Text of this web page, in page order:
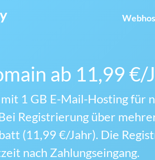
ab 11,99 €/
1 GB E-Mail-Hosting für
Registrierung über
(11,99 €/Jahr). Die
nach Zahlungseingang.